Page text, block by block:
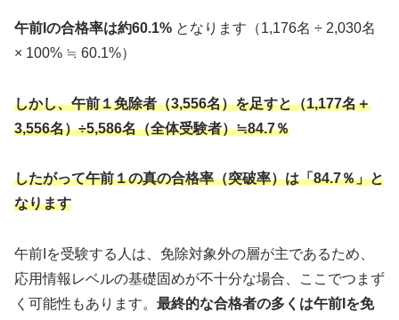
午前Iの合格率は約60.1% となります（1,176名 ÷ 2,030名
× 100% ≒ 60.1%）
しかし、午前１免除者（3,556名）を足すと（1,177名＋
3,556名）÷5,586名（全体受験者）≒84.7％
したがって午前１の真の合格率（突破率）は「84.7％」と
なります
午前Iを受験する人は、免除対象外の層が主であるため、
応用情報レベルの基礎固めが不十分な場合、ここでつまず
く可能性もあります。 最終的な合格者の多くは午前Iを免